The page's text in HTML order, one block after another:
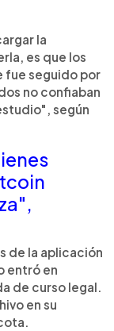
la
es que los
fue seguido por
no confiaban
según
de la aplicación
entró en
de curso legal.
en su